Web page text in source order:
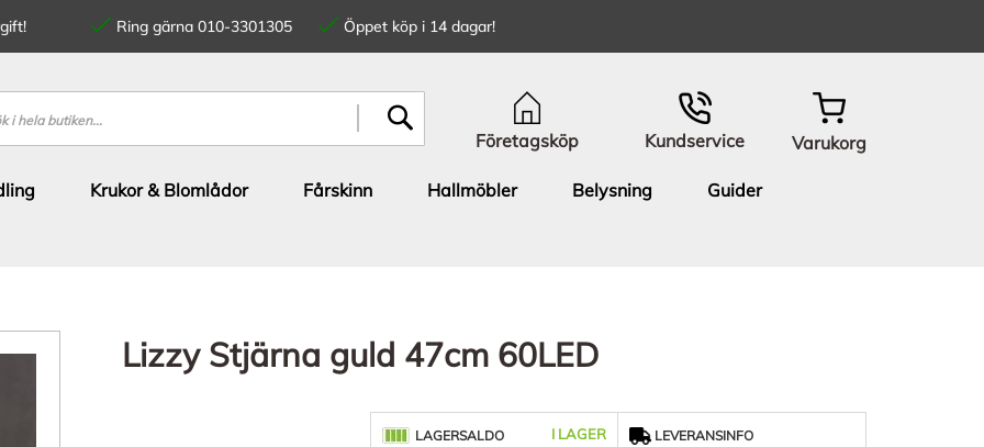
Ring gärna 010-3301305
Öppet köp i 14 dagar!
Företagsköp Kundservice Varukorg
Krukor & Blomlådor Fårskinn Hallmöbler Belysning
Guider
Lizzy Stjärna guld 47cm 60LED
LAGERSALDO
I LAGER
LEVERANSINFO